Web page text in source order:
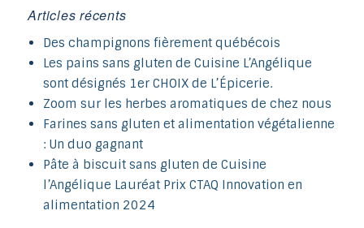
Articles récents
Des champignons fièrement québécois
Les pains sans gluten de Cuisine L’Angélique
sont désignés 1er CHOIX de L’Épicerie.
Zoom sur les herbes aromatiques de chez nous
Farines sans gluten et alimentation végétalienne
: Un duo gagnant
Pâte à biscuit sans gluten de Cuisine
l’Angélique Lauréat Prix CTAQ Innovation en
alimentation 2024